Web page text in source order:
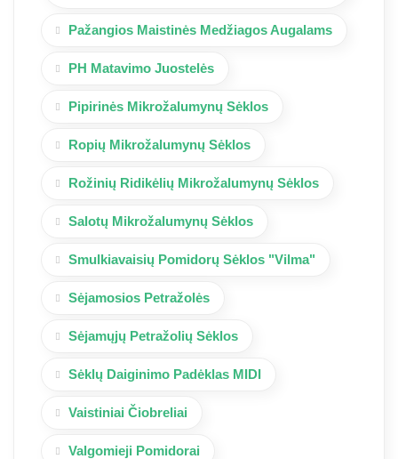
Pažangios Maistinės Medžiagos Augalams
PH Matavimo Juostelės
Pipirinės Mikrožalumynų Sėklos
Ropių Mikrožalumynų Sėklos
Rožinių Ridikėlių Mikrožalumynų Sėklos
Salotų Mikrožalumynų Sėklos
Smulkiavaisių Pomidorų Sėklos "Vilma"
Sėjamosios Petražolės
Sėjamųjų Petražolių Sėklos
Sėklų Daiginimo Padėklas MIDI
Vaistiniai Čiobreliai
Valgomieji Pomidorai